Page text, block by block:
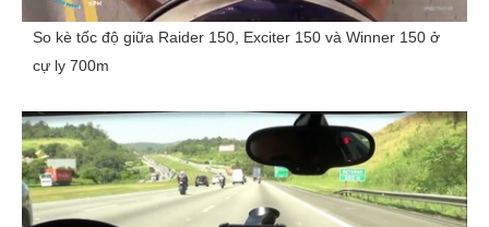
So kè tốc độ giữa Raider 150, Exciter 150 và Winner 150 ở
cự ly 700m